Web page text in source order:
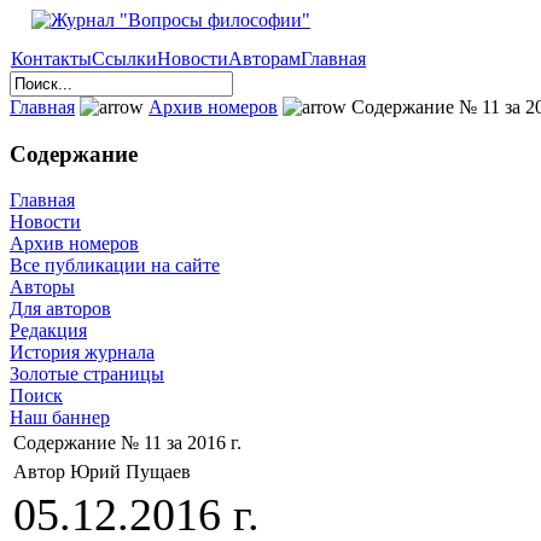
КонтактыСсылкиНовостиАвторамГлавная
Главная Архив номеров Содержание № 11 за
Содержание
Главная
Новости
Архив номеров
Все публикации на сайте
Авторы
Для авторов
Редакция
История журнала
Золотые страницы
Поиск
Наш баннер
Содержание № 11 за 2016 г.
Автор Юрий Пущаев
05.12.2016 г.